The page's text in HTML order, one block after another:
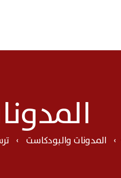
المدونات والبودكاست